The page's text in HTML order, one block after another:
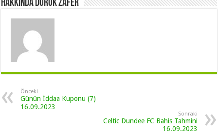
Hakkında Doruk Zafer
Önceki
Günün İddaa Kuponu (7)
16.09.2023
Sonraki
Celtic Dundee FC Bahis Tahmini
16.09.2023